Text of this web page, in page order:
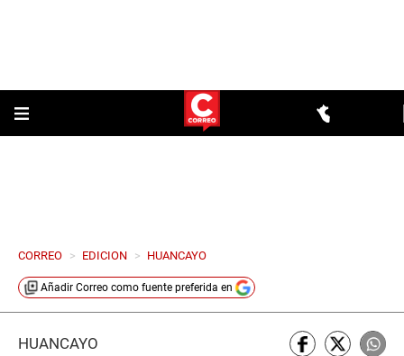
CORREO > EDICION > HUANCAYO
Añadir Correo como fuente preferida en
HUANCAYO